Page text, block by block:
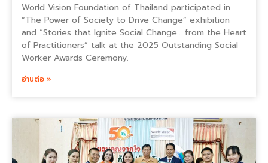
World Vision Foundation of Thailand participated in
“The Power of Society to Drive Change” exhibition
and “Stories that Ignite Social Change… from the Heart
of Practitioners” talk at the 2025 Outstanding Social
Worker Awards Ceremony.
อ่านต่อ »